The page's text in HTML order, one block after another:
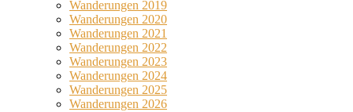
Wanderungen 2019
Wanderungen 2020
Wanderungen 2021
Wanderungen 2022
Wanderungen 2023
Wanderungen 2024
Wanderungen 2025
Wanderungen 2026